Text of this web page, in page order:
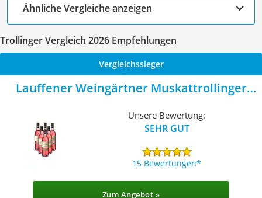
Ähnliche Vergleiche anzeigen
Trollinger Vergleich 2026 Empfehlungen
Vergleichssieger
Lauffener Weingärtner Muskattrollinger
Unsere Bewertung:
SEHR GUT
15 Bewertungen
Zum Angebot »